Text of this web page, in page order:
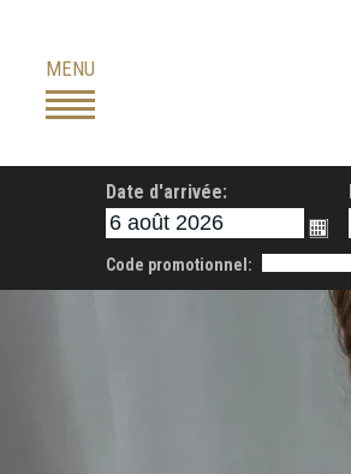
content
MENU
Date d'arrivée:
Code promotionnel: